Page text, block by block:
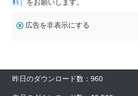
料） をお願いします。
広告を非表示にする
昨日のダウンロード数：960